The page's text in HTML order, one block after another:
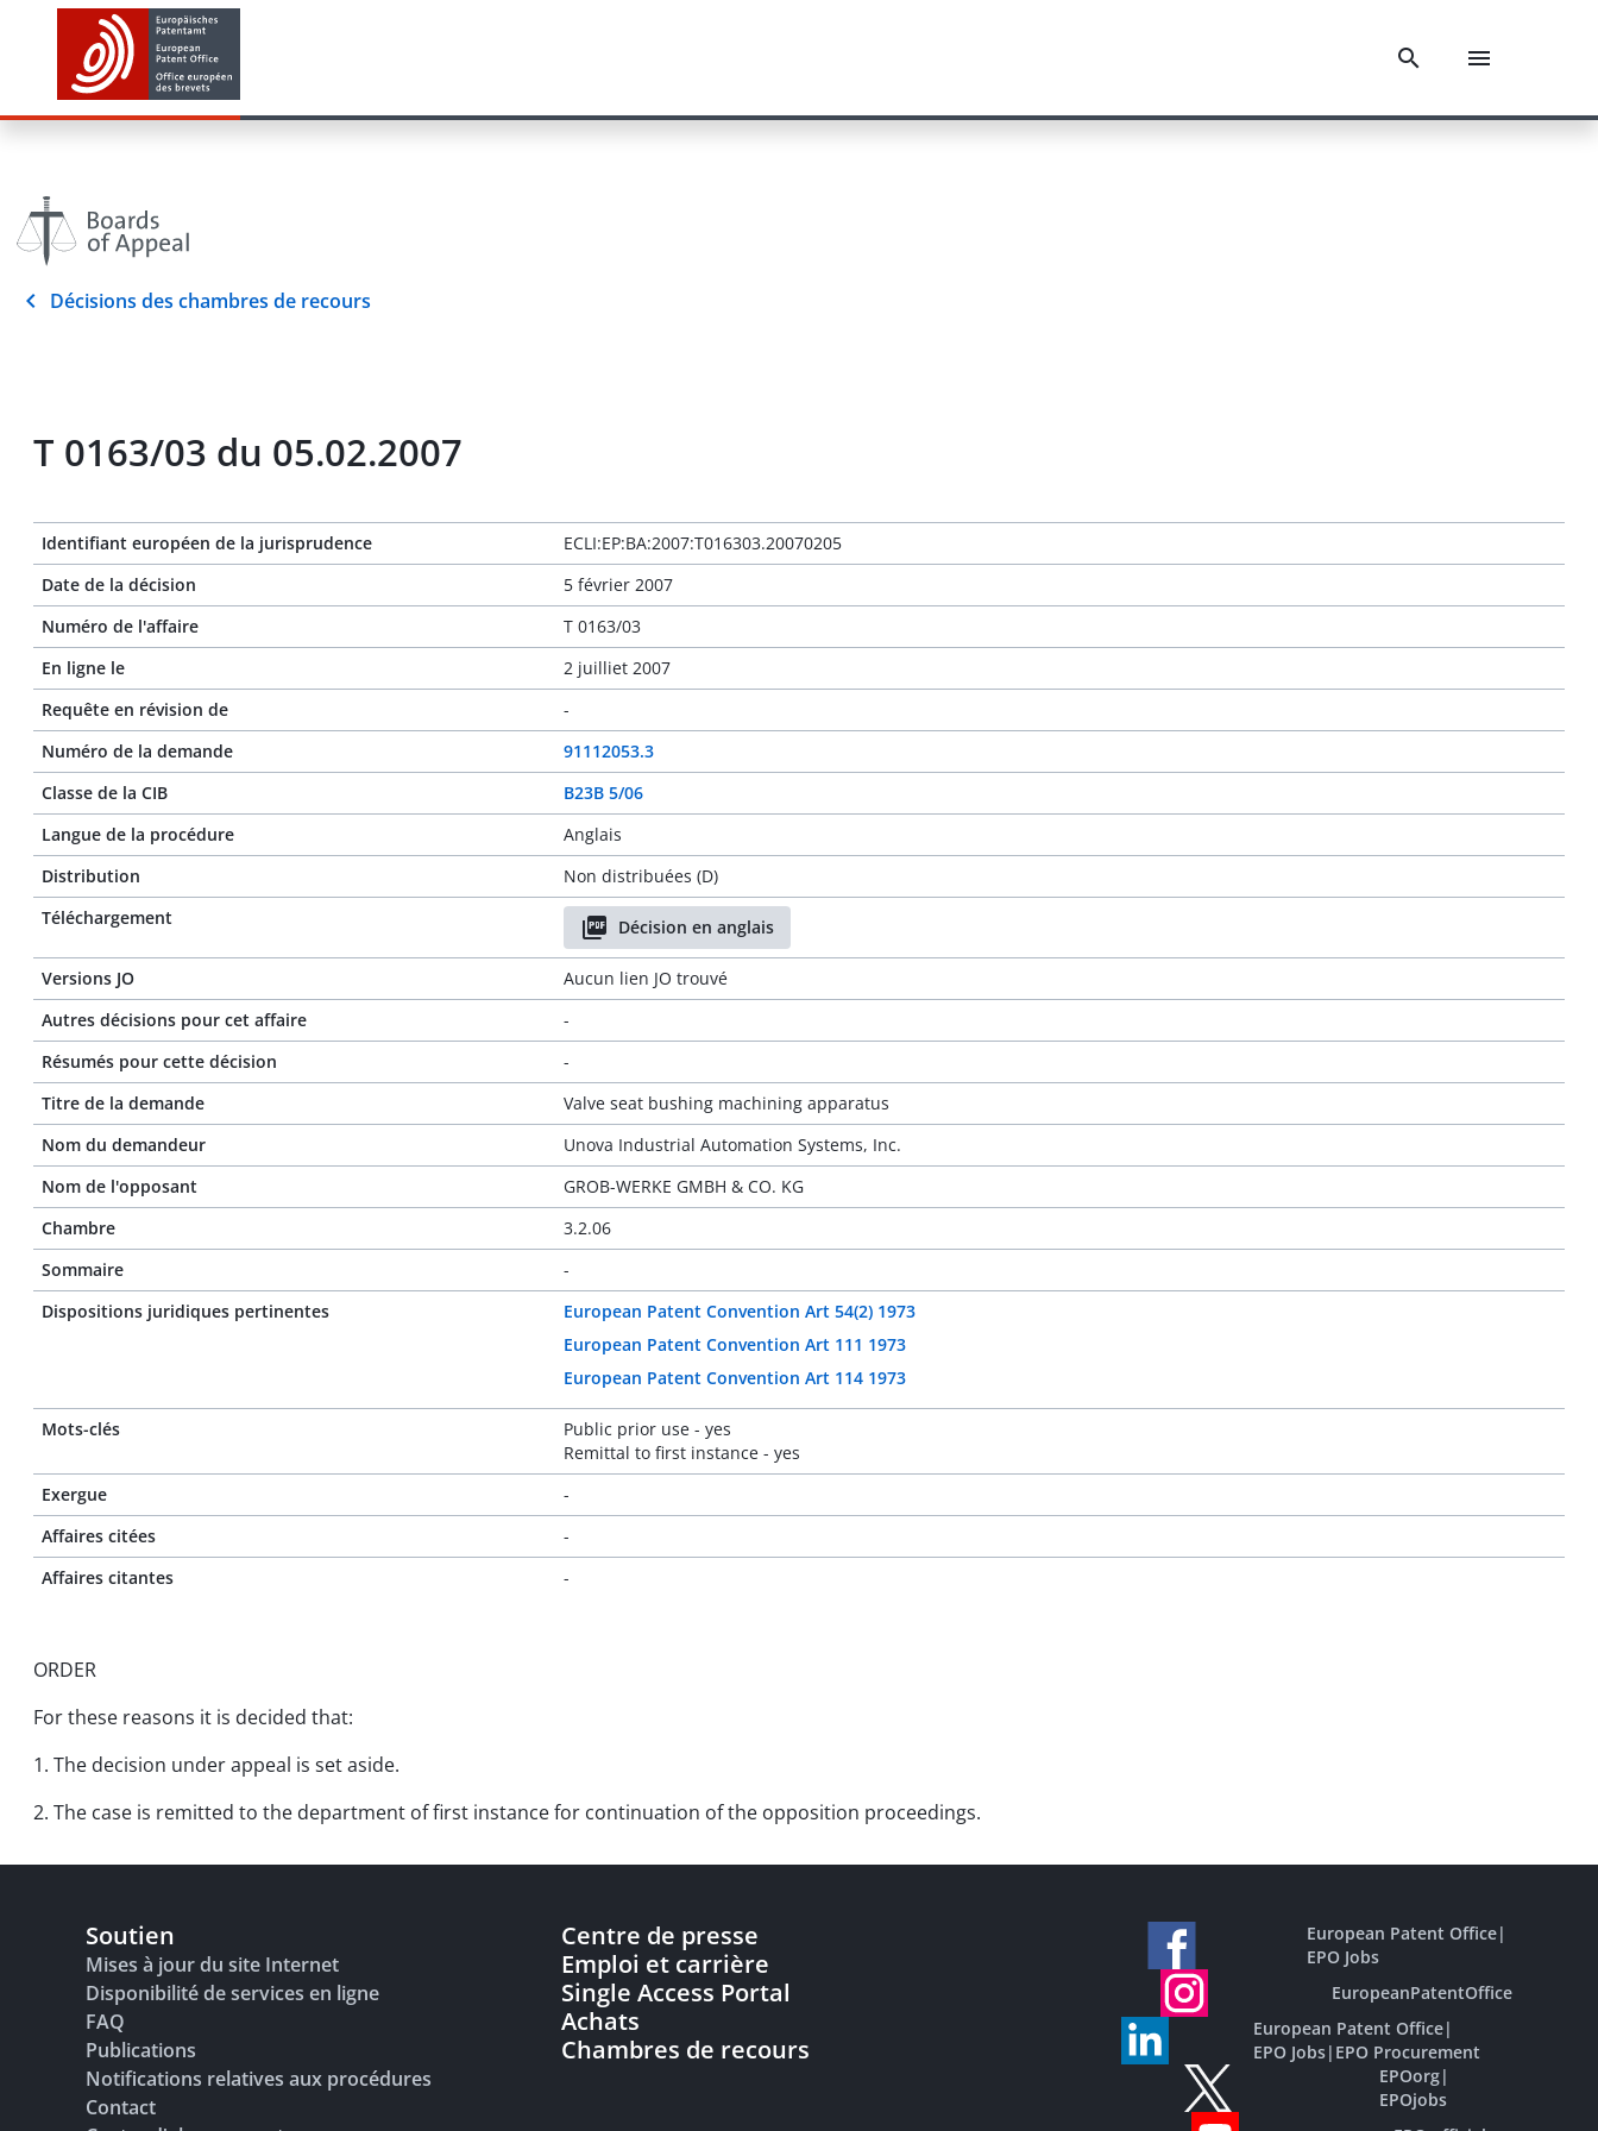
Décisions des chambres de recours
T 0163/03 du 05.02.2007
Identifiant européen de la jurisprudence
ECLI:EP:BA:2007:T016303.20070205
Date de la décision
5 février 2007
Numéro de l'affaire
T 0163/03
En ligne le
2 juilliet 2007
Requête en révision de
-
Numéro de la demande
91112053.3
Classe de la CIB
B23B 5/06
Langue de la procédure
Anglais
Distribution
Non distribuées (D)
Téléchargement
Décision en anglais
Versions JO
Aucun lien JO trouvé
Autres décisions pour cet affaire
-
Résumés pour cette décision
-
Titre de la demande
Valve seat bushing machining apparatus
Nom du demandeur
Unova Industrial Automation Systems, Inc.
Nom de l'opposant
GROB-WERKE GMBH & CO. KG
Chambre
3.2.06
Sommaire
-
Dispositions juridiques pertinentes
European Patent Convention Art 54(2) 1973
European Patent Convention Art 111 1973
European Patent Convention Art 114 1973
Mots-clés
Public prior use - yes
Remittal to first instance - yes
Exergue
-
Affaires citées
-
Affaires citantes
-
ORDER
For these reasons it is decided that:
1. The decision under appeal is set aside.
2. The case is remitted to the department of first instance for continuation of the opposition proceedings.
Soutien
Mises à jour du site Internet
Disponibilité de services en ligne
FAQ
Publications
Notifications relatives aux procédures
Contact
Centre de presse
Emploi et carrière
Single Access Portal
Achats
Chambres de recours
European Patent Office|
EPO Jobs
EuropeanPatentOffice
European Patent Office|
EPO Jobs| EPO Procurement
EPOorg|
EPOjobs